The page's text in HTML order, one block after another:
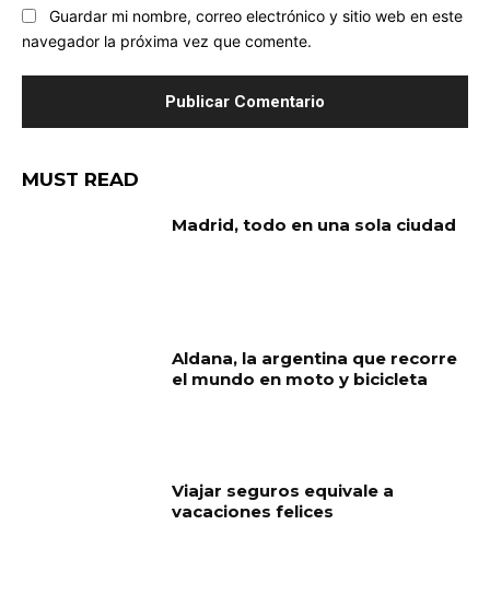
Guardar mi nombre, correo electrónico y sitio web en este
navegador la próxima vez que comente.
MUST READ
Madrid, todo en una sola ciudad
Aldana, la argentina que recorre
el mundo en moto y bicicleta
Viajar seguros equivale a
vacaciones felices